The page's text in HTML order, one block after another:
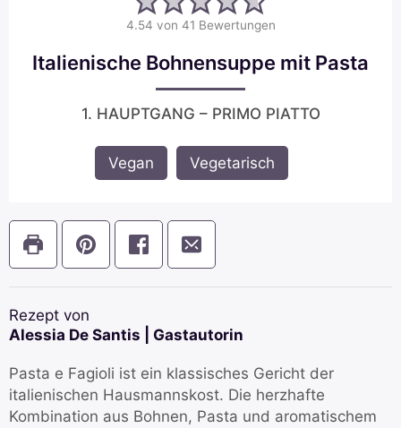
4.54 von 41 Bewertungen
Italienische Bohnensuppe mit Pasta
1. HAUPTGANG – PRIMO PIATTO
Vegan Vegetarisch
Rezept von
Alessia De Santis | Gastautorin
Pasta e Fagioli ist ein klassisches Gericht der
italienischen Hausmannskost. Die herzhafte
Kombination aus Bohnen, Pasta und aromatischem